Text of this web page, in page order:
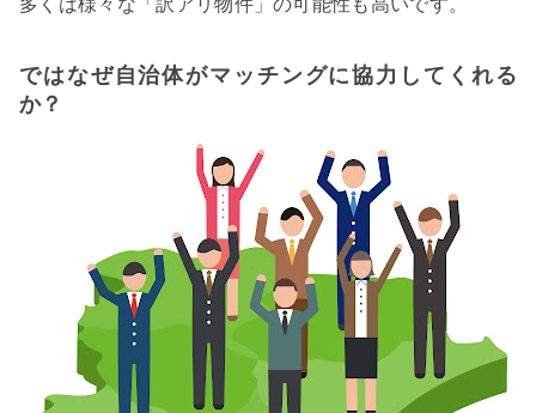
多くは様々な「訳アリ物件」の可能性も高いです。
ではなぜ自治体がマッチングに協力してくれる
か？